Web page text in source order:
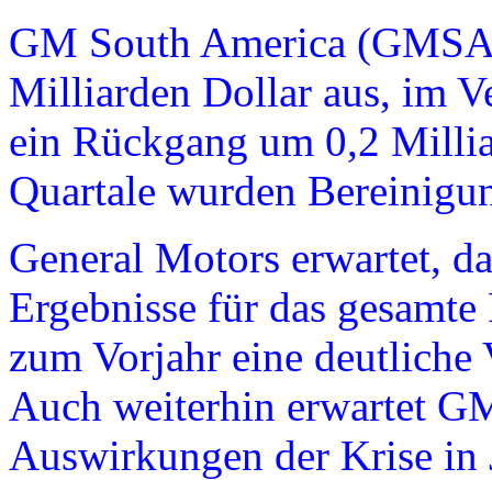
GM South America
Milliarden Dollar aus, im
ein Rückgang um 0,2
Quartale wurden
General Motors erwartet,
Ergebnisse für das
zum Vorjahr eine deutliche
Auch weiterhin erwartet
Auswirkungen der Krise in